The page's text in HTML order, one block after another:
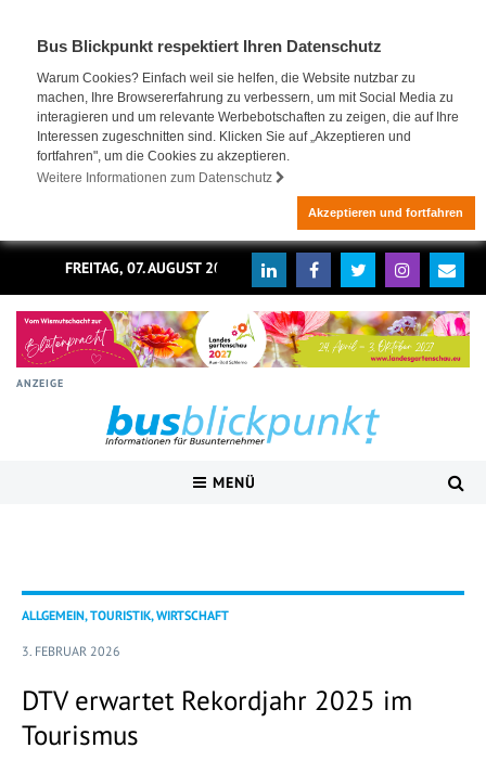
Bus Blickpunkt respektiert Ihren Datenschutz
Warum Cookies? Einfach weil sie helfen, die Website nutzbar zu
machen, Ihre Browsererfahrung zu verbessern, um mit Social Media zu
interagieren und um relevante Werbebotschaften zu zeigen, die auf Ihre
Interessen zugeschnitten sind. Klicken Sie auf „Akzeptieren und
fortfahren", um die Cookies zu akzeptieren.
Weitere Informationen zum Datenschutz
Akzeptieren und fortfahren
FREITAG, 07. AUGUST 2026
ANZEIGE
MENÜ
ALLGEMEIN, TOURISTIK, WIRTSCHAFT
3. FEBRUAR 2026
DTV erwartet Rekordjahr 2025 im
Tourismus